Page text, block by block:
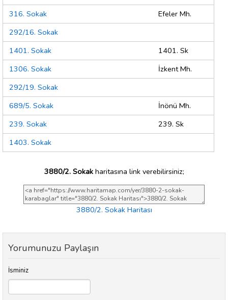
316. Sokak
Efeler Mh.
292/16. Sokak
1401. Sokak
1401. Sk
1306. Sokak
İzkent Mh.
292/19. Sokak
689/5. Sokak
İnönü Mh.
239. Sokak
239. Sk
1403. Sokak
3880/2. Sokakharitasına link verebilirsiniz;
3880/2. Sokak Haritası
Yorumunuzu Paylaşın
İsminiz